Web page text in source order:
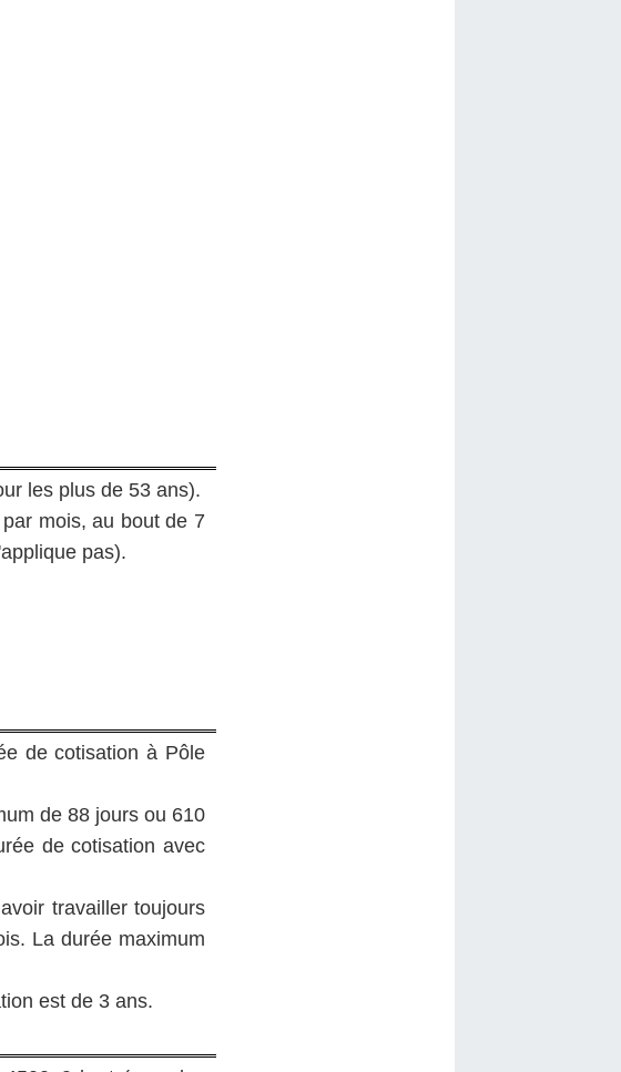
les plus de 53 ans).
mois, au bout de 7
pas).
de cotisation à Pôle
de 88 jours ou 610
de cotisation avec
travailler toujours
La durée maximum
est de 3 ans.